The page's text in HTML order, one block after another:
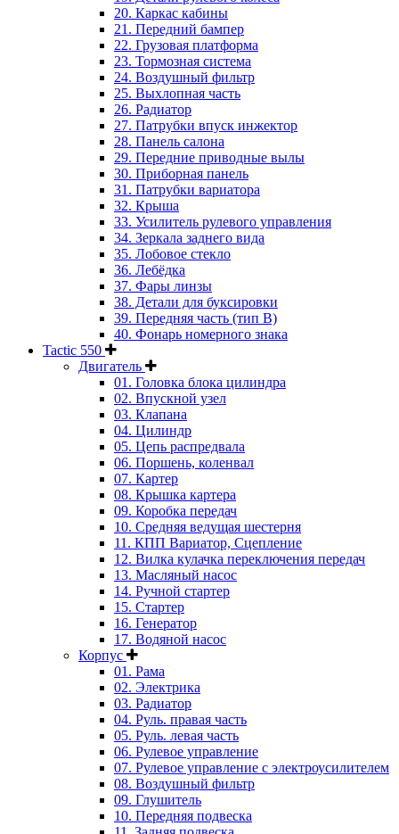
20. Каркас кабины
21. Передний бампер
22. Грузовая платформа
23. Тормозная система
24. Воздушный фильтр
25. Выхлопная часть
26. Радиатор
27. Патрубки впуск инжектор
28. Панель салона
29. Передние приводные вылы
30. Приборная панель
31. Патрубки вариатора
32. Крыша
33. Усилитель рулевого управления
34. Зеркала заднего вида
35. Лобовое стекло
36. Лебёдка
37. Фары линзы
38. Детали для буксировки
39. Передняя часть (тип B)
40. Фонарь номерного знака
Tactic 550
Двигатель
01. Головка блока цилиндра
02. Впускной узел
03. Клапана
04. Цилиндр
05. Цепь распредвала
06. Поршень, коленвал
07. Картер
08. Крышка картера
09. Коробка передач
10. Средняя ведущая шестерня
11. КПП Вариатор, Сцепление
12. Вилка кулачка переключения передач
13. Масляный насос
14. Ручной стартер
15. Стартер
16. Генератор
17. Водяной насос
Корпус
01. Рама
02. Электрика
03. Радиатор
04. Руль. правая часть
05. Руль. левая часть
06. Рулевое управление
07. Рулевое управление с электроусилителем
08. Воздушный фильтр
09. Глушитель
10. Передняя подвеска